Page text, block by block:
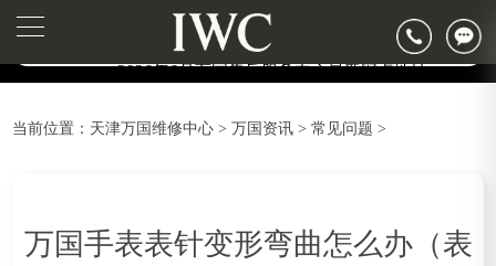
▲
▼
2026年6月天津市万国官方售后客户服务热线：400-992-7093
2026年6月万国售后服务中心最新网点地址：
当前位置： 天津万国维修中心 >万国资讯 >常见问题 >
万国手表表针变形弯曲怎么办（表